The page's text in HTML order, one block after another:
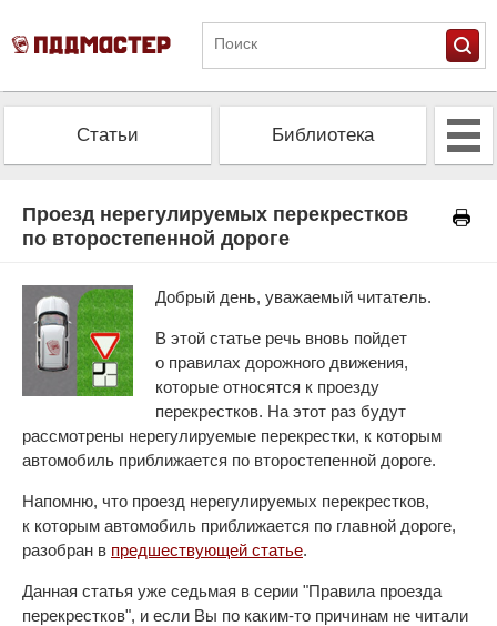
Статьи Библиотека
Проезд нерегулируемых перекрестков
по второстепенной дороге
Добрый день, уважаемый читатель.
В этой статье речь вновь пойдет
о правилах дорожного движения,
которые относятся к проезду
перекрестков. На этот раз будут
рассмотрены нерегулируемые перекрестки, к которым
автомобиль приближается по второстепенной дороге.
Напомню, что проезд нерегулируемых перекрестков,
к которым автомобиль приближается по главной дороге,
разобран в предшествующей статье.
Данная статья уже седьмая в серии "Правила проезда
перекрестков", и если Вы по каким-то причинам не читали